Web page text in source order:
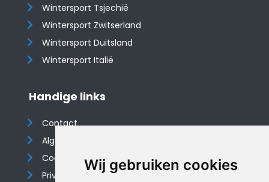
Wij gebruiken cookies
Wintersport Tsjechië
Wintersport Zwitserland
Wintersport Duitsland
Wintersport Italië
Handige links
Contact
Algemene voorwaarden
Cookieverklaring
Privacyverklaring